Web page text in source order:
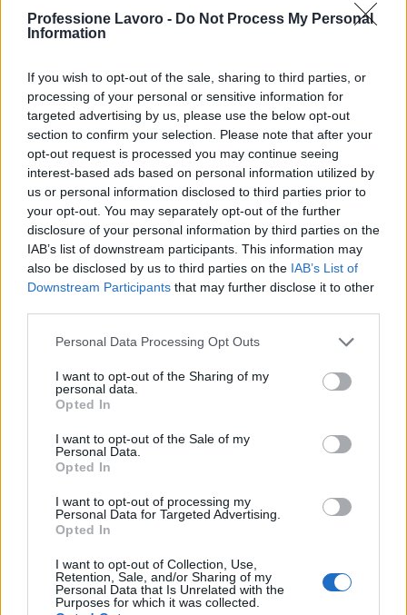
Professione Lavoro - Do Not Process My Personal
Information
If you wish to opt-out of the sale, sharing to third parties, or
processing of your personal or sensitive information for
targeted advertising by us, please use the below opt-out
section to confirm your selection. Please note that after your
opt-out request is processed you may continue seeing
interest-based ads based on personal information utilized by
us or personal information disclosed to third parties prior to
your opt-out. You may separately opt-out of the further
disclosure of your personal information by third parties on the
IAB’s list of downstream participants. This information may
also be disclosed by us to third parties on the IAB’s List of
Downstream Participants that may further disclose it to other
Please note that this website/app uses one or more Google
not limited to your visit or usage behaviour. You may click to
grant or deny consent to Google and its third-party tags to
use your data for below specified purposes in below Google
consent section.
Personal Data Processing Opt Outs
I want to opt-out of the Sharing of my
personal data.
Opted In
I want to opt-out of the Sale of my
Personal Data.
Opted In
I want to opt-out of processing my
Personal Data for Targeted Advertising.
Opted In
I want to opt-out of Collection, Use,
Retention, Sale, and/or Sharing of my
Personal Data that Is Unrelated with the
Purposes for which it was collected.
uno stipendio di 123.000 CZK al mese, il 60% in più
Differenza salariale media del direttore
della filiale di banca per livello di istruzione
in Repubblica Ceca
Laurea triennale
76,700
CZK
Master + 60% 123.000 CZK
L’aumento e la diminuzione percentuali sono relativi al
Vale la pena un Master o un MBA? Dovresti
perseguire l’istruzione superiore?
Un corso di laurea magistrale o qualsiasi
programma post-laurea inRepubblica Cecacosta
305.000corone ceche (s) a
investimento.
Non puoi davvero aspettarti alcun aumento di
stipendio durante il periodo di studio, ammesso che
tu abbia già un lavoro. Nella maggior parte dei casi,